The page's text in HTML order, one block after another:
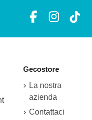
Gecostore
La nostra
azienda
Contattaci